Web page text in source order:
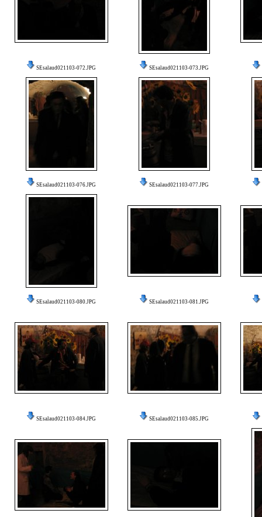
SEsalaud021103-072.JPG SEsalaud021103-073.JPG
SEsalaud021103-076.JPG SEsalaud021103-077.JPG
SEsalaud021103-080.JPG SEsalaud021103-081.JPG
SEsalaud021103-084.JPG SEsalaud021103-085.JPG